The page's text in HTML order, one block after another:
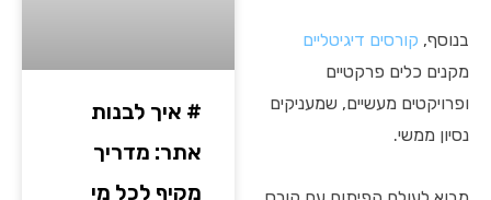
בנוסף, קורסים דיגיטליים
מקנים כלים פרקטיים
ופרויקטים מעשיים, שמעניקים
נסיון ממשי.
# איך לבנות
אתר: מדריך
מקיף לכל מי